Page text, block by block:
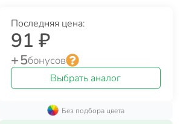
Последняя цена:
91 ₽
+ 5бонусов
Выбрать аналог
Без подбора цвета